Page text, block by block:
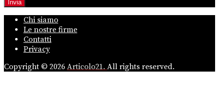
Chi siamo
Le nostre firme
Contatti
Privacy
Copyright © 2026 Articolo21. All rights reserved.